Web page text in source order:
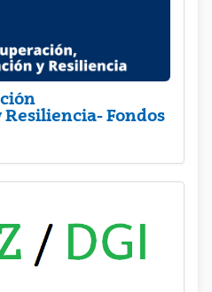
Fondos